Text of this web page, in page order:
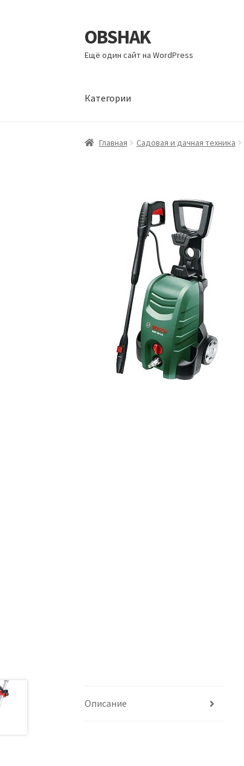
Перейти
к
навигации
Перейти
к
содержимому
OBSHAK
Ещё один сайт на WordPress
Категории
Главная Категории
Главная Садовая и дачная техника
Описание